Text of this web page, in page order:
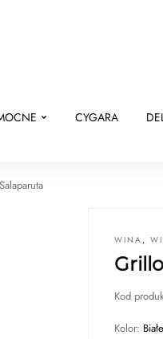
CYGARA
WINA ,
Kod
Kolor: Białe